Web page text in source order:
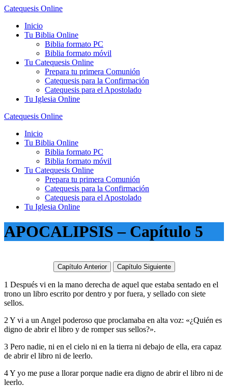
Saltar
contenido
Catequesis Online
Inicio
Tu Biblia Online
Biblia formato PC
Biblia formato móvil
Tu Catequesis Online
Prepara tu primera Comunión
Catequesis para la Confirmación
Catequesis para el Apostolado
Tu Iglesia Online
Catequesis Online
Inicio
Tu Biblia Online
Biblia formato PC
Biblia formato móvil
Tu Catequesis Online
Prepara tu primera Comunión
Catequesis para la Confirmación
Catequesis para el Apostolado
Tu Iglesia Online
APOCALIPSIS – Capítulo 5
Capítulo Anterior Capítulo Siguiente
1 Después vi en la mano derecha de aquel que estaba sentado en el
trono un libro escrito por dentro y por fuera, y sellado con siete
sellos.
2 Y vi a un Angel poderoso que proclamaba en alta voz: «¿Quién es
digno de abrir el libro y de romper sus sellos?».
3 Pero nadie, ni en el cielo ni en la tierra ni debajo de ella, era capaz
de abrir el libro ni de leerlo.
4 Y yo me puse a llorar porque nadie era digno de abrir el libro ni de
leerlo.